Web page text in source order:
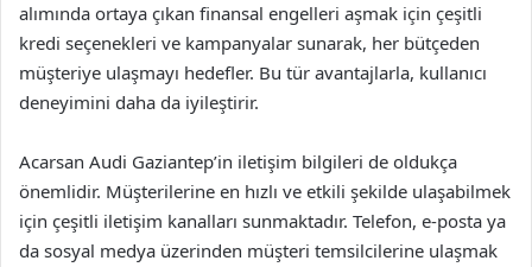
alımında ortaya çıkan finansal engelleri aşmak için çeşitli
kredi seçenekleri ve kampanyalar sunarak, her bütçeden
müşteriye ulaşmayı hedefler. Bu tür avantajlarla, kullanıcı
deneyimini daha da iyileştirir.
Acarsan Audi Gaziantep’in iletişim bilgileri de oldukça
önemlidir. Müşterilerine en hızlı ve etkili şekilde ulaşabilmek
için çeşitli iletişim kanalları sunmaktadır. Telefon, e-posta ya
da sosyal medya üzerinden müşteri temsilcilerine ulaşmak